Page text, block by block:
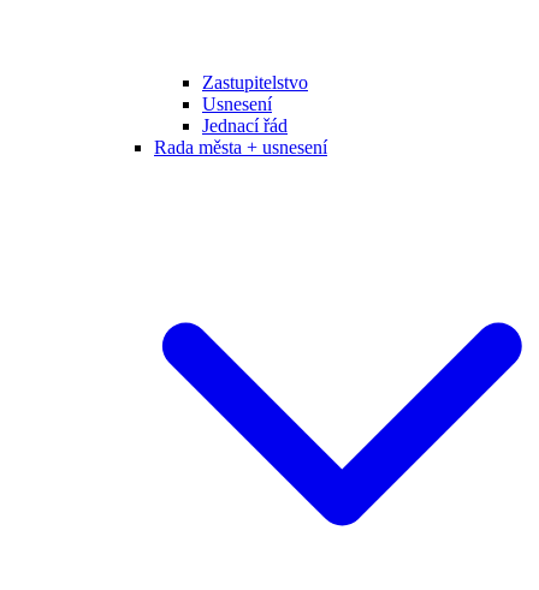
Zastupitelstvo
Usnesení
Jednací řád
Rada města + usnesení